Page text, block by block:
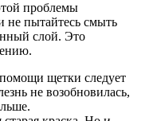
проблемы
не пытайтесь смыть
слой. Это
щетки следует
не возобновилась,